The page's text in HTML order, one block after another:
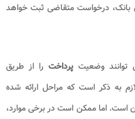
بانک، درخواست متقاضی ثبت خواهد
توانند وضعیت پرداخت را از طریق
به ذکر است که مراحل ارائه شده
است. اما ممکن است در برخی موارد،